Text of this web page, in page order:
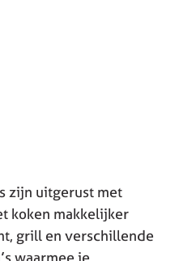
zijn uitgerust met
koken makkelijker
grill en verschillende